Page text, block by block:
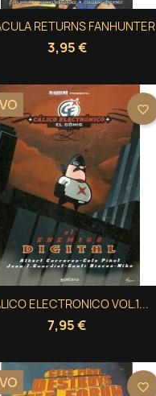
RETURNS FANHUNTER
3,95 €
ELECTRONICO VOL.1...
7,95 €
favorite_border
favorite_border